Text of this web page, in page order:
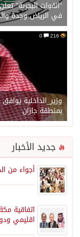
“القوات البحرية”
في الرياض وجدة
216
وزير_الداخلية
بمنطقة جازان
جديد الأخبار
أجواء من
اتفاقية
اقليمي